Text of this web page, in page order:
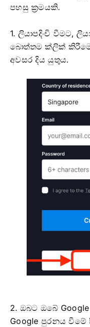
පහසු ක්‍රමයකි.
1. ලියාපදිංචි වීමට,
බොත්තම ක්ලික්
අවසර දිය යුතුය.
2. ඔබට ඔබේ
Google පුරනය